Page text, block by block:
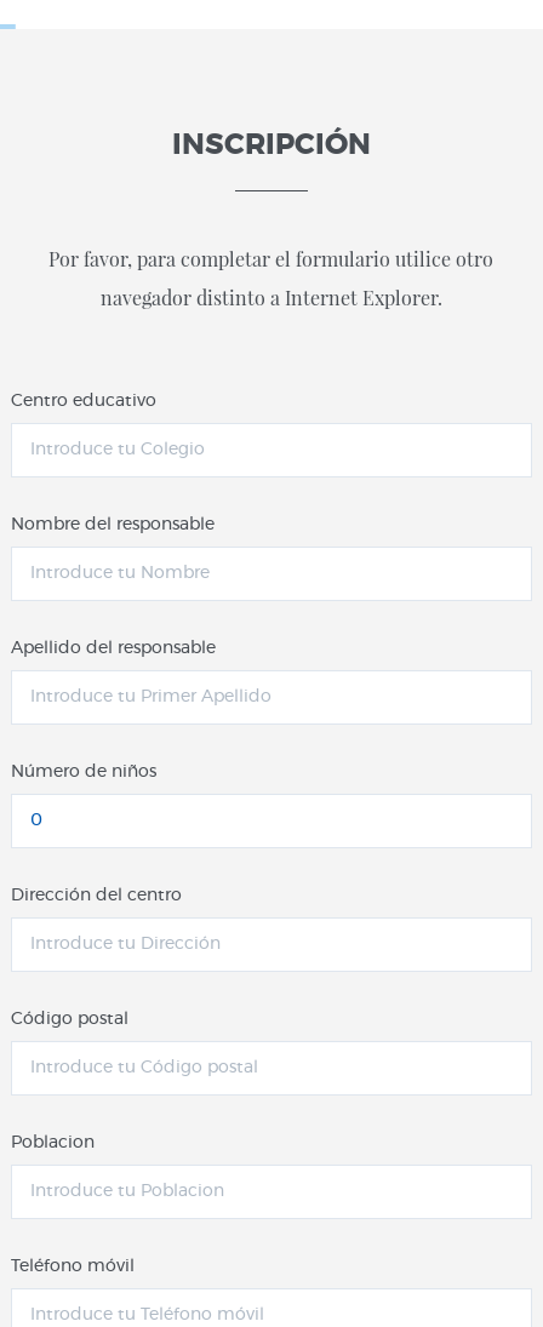
INSCRIPCIÓN
Por favor, para completar el formulario utilice otro
navegador distinto a Internet Explorer.
Centro educativo
Nombre del responsable
Apellido del responsable
Número de niños
Dirección del centro
Código postal
Poblacion
Teléfono móvil